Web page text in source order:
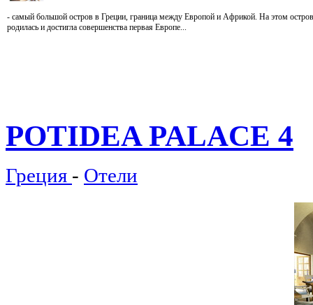
- самый большой остров в Греции, граница между Европой и Африкой. На этом
родилась и достигла совершенства первая Европе...
POTIDEAPALACE 4
Греция - Отели